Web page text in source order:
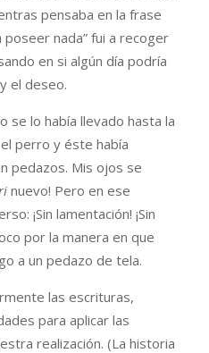
pensaba en la frase
poseer nada” fui a recoger
en si algún día podría
el deseo.
se lo había llevado hasta la
perro y éste había
pedazos. Mis ojos se
nuevo! Pero en ese
¡Sin lamentación! ¡Sin
por la manera en que
a un pedazo de tela.
las escrituras,
para aplicar las
realización. (La historia